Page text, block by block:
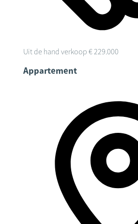
Uit de hand verkoop € 229.000
Appartement